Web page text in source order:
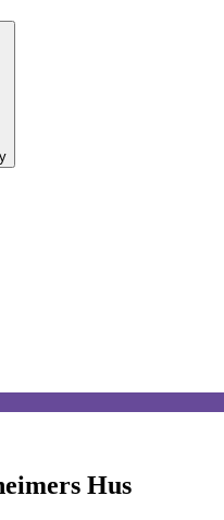
Hus